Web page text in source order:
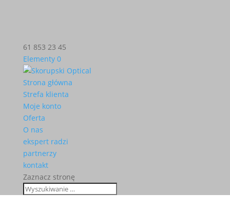
61 853 23 45
Elementy 0
Strona główna
Strefa klienta
Moje konto
Oferta
O nas
ekspert radzi
partnerzy
kontakt
Zaznacz stronę